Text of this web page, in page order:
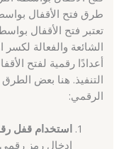
طرق فتح الأقفال
تعتبر فتح الأقفال
الشائعة والفعالة
أعدادًا رقمية لفتح
التنفيذ. هنا بعض
الرقمي:
استخدام قفل
إدخال رمز